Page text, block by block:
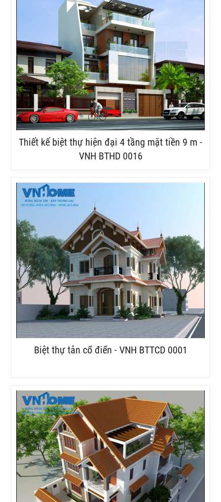
Thiết kế biệt thự hiện đại 4 tầng mặt tiền 9 m -
VNH BTHD 0016
Biệt thự tân cổ điển - VNH BTTCD 0001